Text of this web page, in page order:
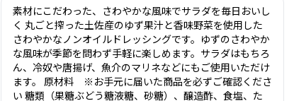
素材にこだわった、さわやかな風味でサラダを毎日おいし
く 丸ごと搾った土佐産のゆず果汁と香味野菜を使用した
さわやかなノンオイルドレッシングです。ゆずのさわやか
な風味が季節を問わず手軽に楽しめます。サラダはもちろ
ん、冷奴や唐揚げ、魚介のマリネなどにもご使用いただけ
ます。 原材料 ※お手元に届いた商品を必ずご確認くださ
い 糖類（果糖ぶどう糖液糖、砂糖）、醸造酢、食塩、た